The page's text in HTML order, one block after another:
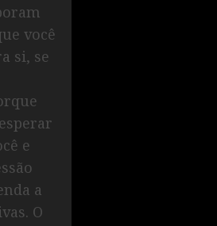
você
si, se
e
a
O